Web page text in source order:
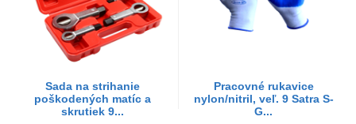
Sada na strihanie
poškodených matíc a
skrutiek 9...
Pracovné rukavice
nylon/nitril, veľ. 9 Satra S-
G...